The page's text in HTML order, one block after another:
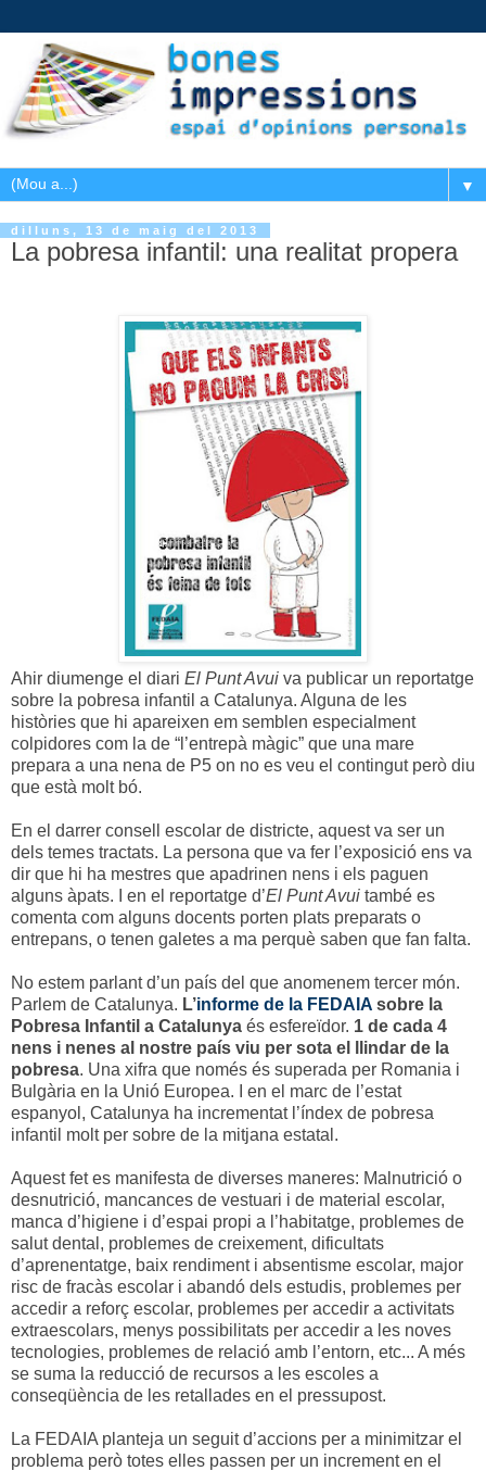
▼
dilluns, 13 de maig del 2013
La pobresa infantil: una realitat propera
Ahir diumenge el diari El Punt Avui va publicar un reportatge
sobre la pobresa infantil a Catalunya. Alguna de les
històries que hi apareixen em semblen especialment
colpidores com la de “l’entrepà màgic” que una mare
prepara a una nena de P5 on no es veu el contingut però diu
que està molt bó.
En el darrer consell escolar de districte, aquest va ser un
dels temes tractats. La persona que va fer l’exposició ens va
dir que hi ha mestres que apadrinen nens i els paguen
alguns àpats. I en el reportatge d’El Punt Avui també es
comenta com alguns docents porten plats preparats o
entrepans, o tenen galetes a ma perquè saben que fan falta.
No estem parlant d’un país del que anomenem tercer món.
Parlem de Catalunya. L’informe de la FEDAIA sobre la
Pobresa Infantil a Catalunya és esfereïdor. 1 de cada 4
nens i nenes al nostre país viu per sota el llindar de la
pobresa. Una xifra que només és superada per Romania i
Bulgària en la Unió Europea. I en el marc de l’estat
espanyol, Catalunya ha incrementat l’índex de pobresa
infantil molt per sobre de la mitjana estatal.
Aquest fet es manifesta de diverses maneres: Malnutrició o
desnutrició, mancances de vestuari i de material escolar,
manca d’higiene i d’espai propi a l’habitatge, problemes de
salut dental, problemes de creixement, dificultats
d’aprenentatge, baix rendiment i absentisme escolar, major
risc de fracàs escolar i abandó dels estudis, problemes per
accedir a reforç escolar, problemes per accedir a activitats
extraescolars, menys possibilitats per accedir a les noves
tecnologies, problemes de relació amb l’entorn, etc... A més
se suma la reducció de recursos a les escoles a
conseqüència de les retallades en el pressupost.
La FEDAIA planteja un seguit d’accions per a minimitzar el
problema però totes elles passen per un increment en el